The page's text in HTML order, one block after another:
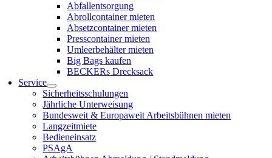
Abfallentsorgung
Abrollcontainer mieten
Absetzcontainer mieten
Presscontainer mieten
Umleerbehälter mieten
Big Bags kaufen
BECKERs Drecksack
Service
Sicherheitsschulungen
Jährliche Unterweisung
Bundesweit & Europaweit Arbeitsbühnen mieten
Langzeitmiete
Bedieneinsatz
PSAgA